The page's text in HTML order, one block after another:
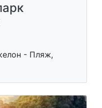
- Пляж,